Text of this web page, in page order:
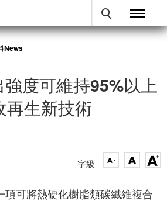
News
度可維持95%以上
再生新技術
字級
項可將熱硬化樹脂類碳纖維複合